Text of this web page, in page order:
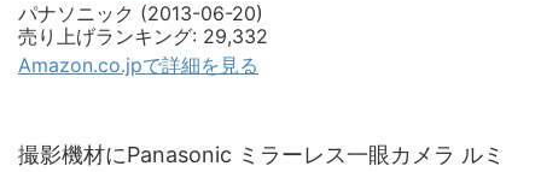
パナソニック (2013-06-20)
売り上げランキング: 29,332
Amazon.co.jpで詳細を見る
撮影機材にPanasonic ミラーレス一眼カメラ ルミ